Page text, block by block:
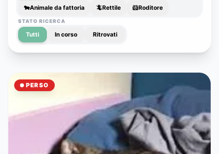
🐄Animale da fattoria 🦎Rettile 🐹Roditore
STATO RICERCA
Tutti In corso Ritrovati
PERSO